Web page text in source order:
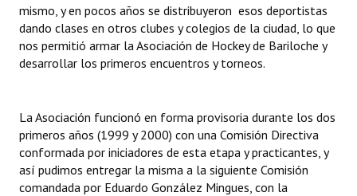
mismo, y en pocos años se distribuyeron esos deportistas
dando clases en otros clubes y colegios de la ciudad, lo que
nos permitió armar la Asociación de Hockey de Bariloche y
desarrollar los primeros encuentros y torneos.
La Asociación funcionó en forma provisoria durante los dos
primeros años (1999 y 2000) con una Comisión Directiva
conformada por iniciadores de esta etapa y practicantes, y
así pudimos entregar la misma a la siguiente Comisión
comandada por Eduardo González Mingues, con la